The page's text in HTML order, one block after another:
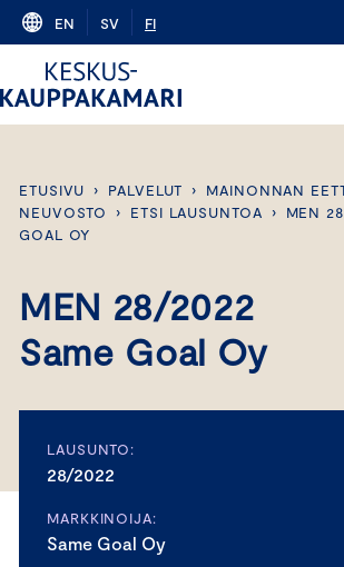
Skip
content
EN SV FI
ETUSIVU › PALVELUT ›
MAINONNAN
NEUVOSTO
› ETSI LAUSUNTOA ›
MEN
GOAL OY
MEN 28/2022
Same Goal Oy
LAUSUNTO:
28/2022
MARKKINOIJA:
Same Goal Oy